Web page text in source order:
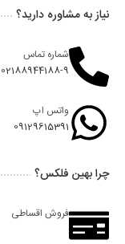
نیاز به مشاوره دارید؟
شماره تماس
02188944188-9
واتس اپ
09129615391
چرا بهین فلکس؟
فروش اقساطی